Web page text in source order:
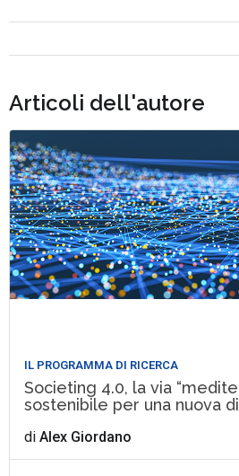
Articoli dell'autore
IL PROGRAMMA DI RICERCA
Societing 4.0, la via
sostenibile per una nuova
diAlex Giordano